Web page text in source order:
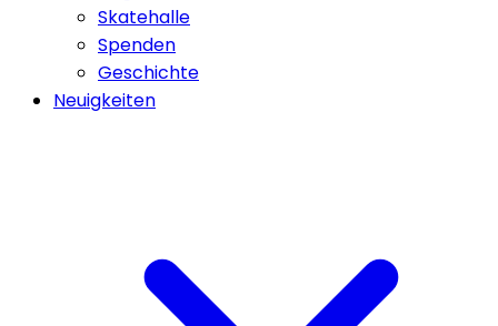
Skatehalle
Spenden
Geschichte
Neuigkeiten